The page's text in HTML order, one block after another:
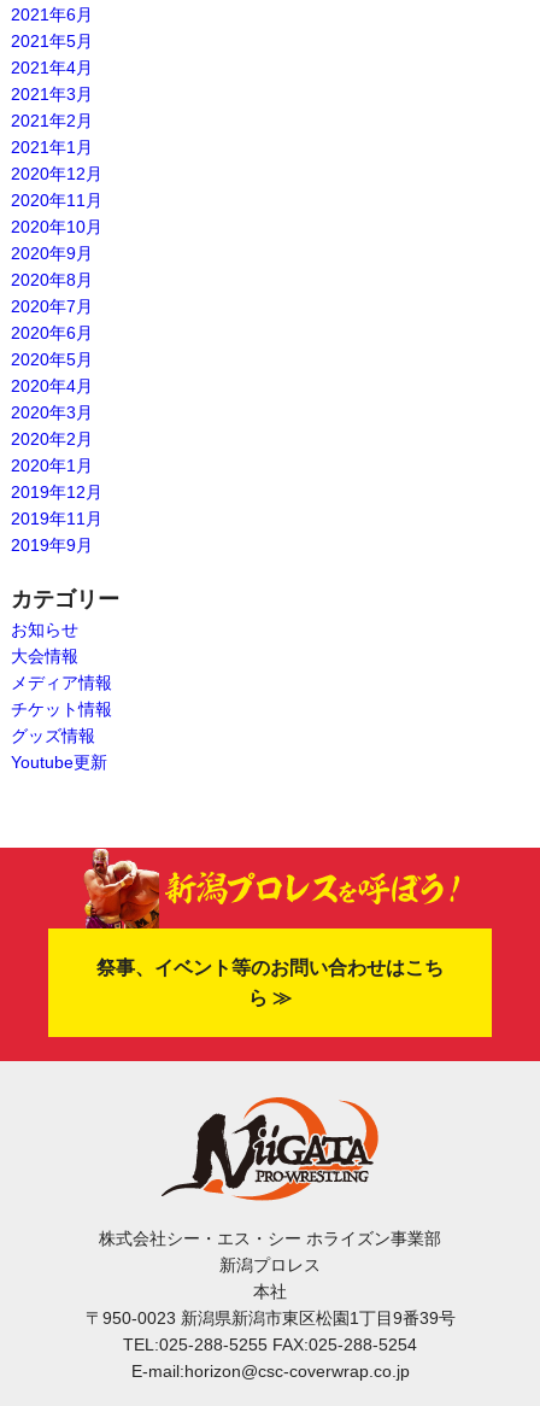
2021年6月
2021年5月
2021年4月
2021年3月
2021年2月
2021年1月
2020年12月
2020年11月
2020年10月
2020年9月
2020年8月
2020年7月
2020年6月
2020年5月
2020年4月
2020年3月
2020年2月
2020年1月
2019年12月
2019年11月
2019年9月
カテゴリー
お知らせ
大会情報
メディア情報
チケット情報
グッズ情報
Youtube更新
祭事、イベント等のお問い合わせはこち
ら ≫
株式会社シー・エス・シー ホライズン事業部
新潟プロレス
本社
〒950-0023 新潟県新潟市東区松園1丁目9番39号
TEL:025-288-5255 FAX:025-288-5254
E-mail:horizon@csc-coverwrap.co.jp